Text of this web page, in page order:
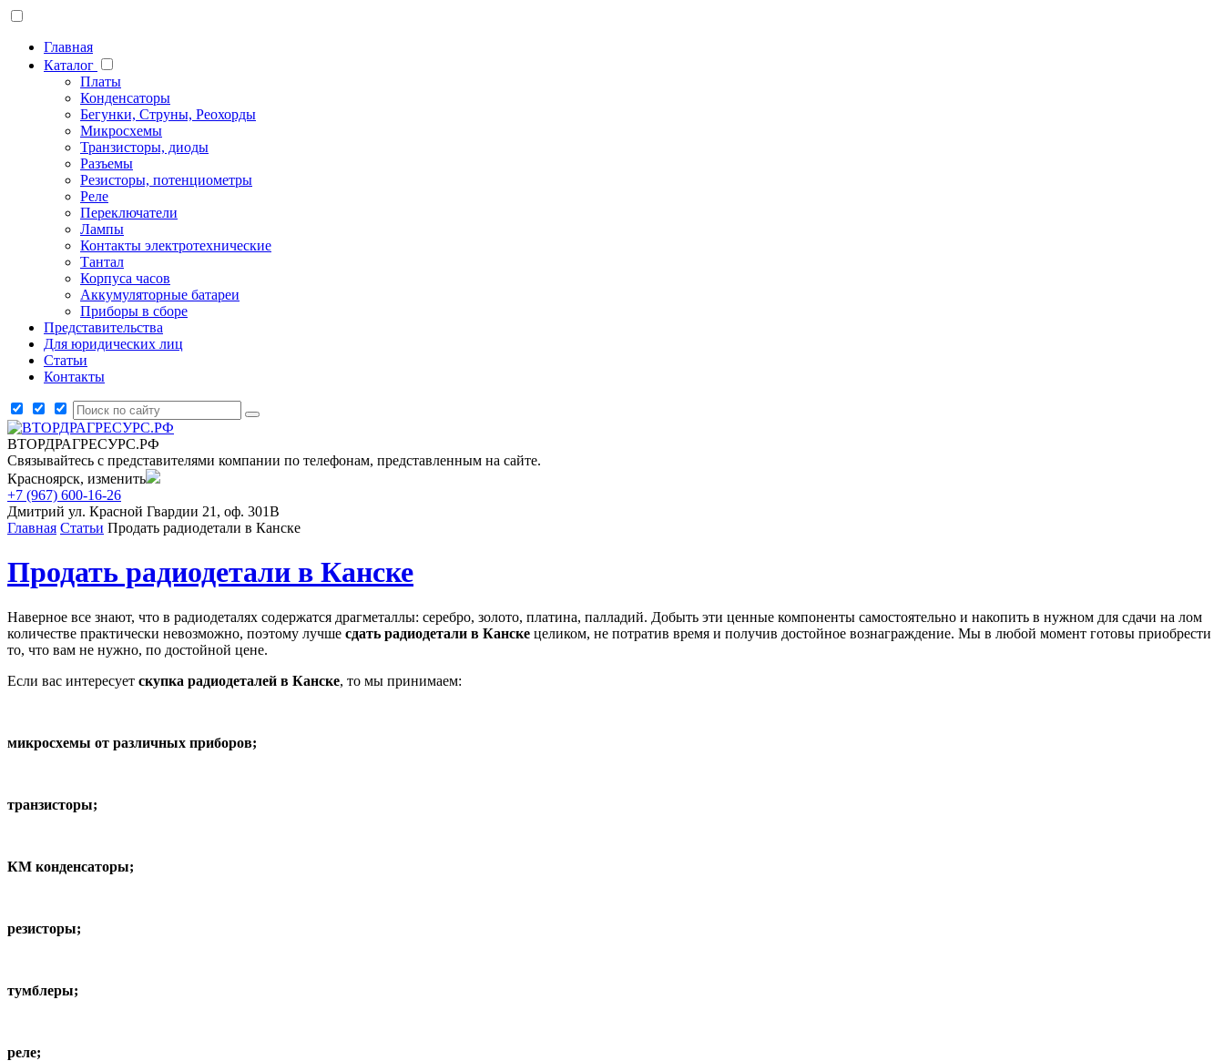
Главная
Каталог
Платы
Конденсаторы
Бегунки, Струны, Реохорды
Микросхемы
Транзисторы, диоды
Разъемы
Резисторы, потенциометры
Реле
Переключатели
Лампы
Контакты электротехнические
Тантал
Корпуса часов
Аккумуляторные батареи
Приборы в сборе
Представительства
Для юридических лиц
Статьи
Контакты
ВТОРДРАГРЕСУРС.РФ
Связывайтесь с представителями компании по телефонам, представленным на сайте.
Красноярск, изменить
+7 (967) 600-16-26
Дмитрий ул. Красной Гвардии 21, оф. 301В
Главная Статьи Продать радиодетали в Канске
Продать радиодетали в Канске
Наверное все знают, что в радиодеталях содержатся драгметаллы: серебро, золото, платина, палладий. Добыть эти ценные компоненты самостоятельно и накопить в нужном для сдачи на лом
количестве практически невозможно, поэтому лучше сдать радиодетали в Канске целиком, не потратив время и получив достойное вознаграждение. Мы в любой момент готовы приобрести
то, что вам не нужно, по достойной цене.
Если вас интересует скупка радиодеталей в Канске, то мы принимаем:
микросхемы от различных приборов;
транзисторы;
КМ конденсаторы;
резисторы;
тумблеры;
реле;